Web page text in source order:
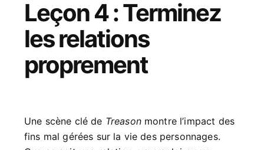
Leçon 4 : Terminez
les relations
proprement
Une scène clé de Treasonmontre l’impact des
fins mal gérées sur la vie des personnages.